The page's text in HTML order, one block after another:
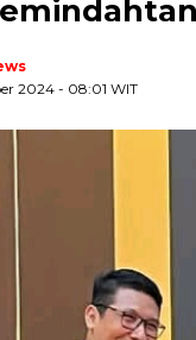
2024 - 08:01 WIT